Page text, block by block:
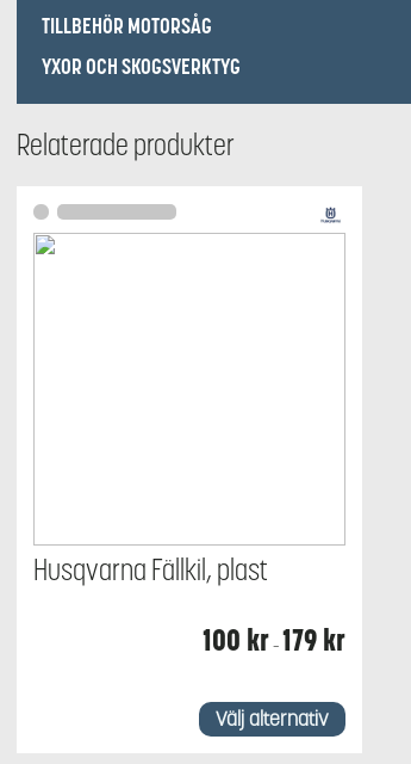
TILLBEHÖR MOTORSÅG
YXOR OCH SKOGSVERKTYG
Relaterade produkter
Husqvarna Fällkil, plast
100 kr–179krPrisintervall:
Välj alternativ